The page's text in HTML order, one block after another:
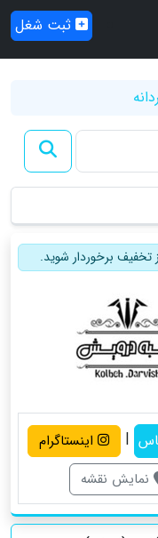
ثبت شغل
تخفیف برخوردار شوید.
| اینستاگرام
نمایش نقشه